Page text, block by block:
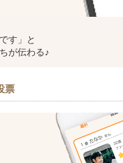
す」と
が伝わる♪
票